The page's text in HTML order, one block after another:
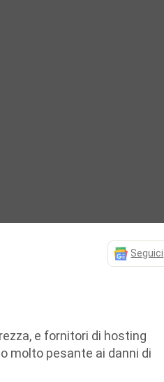
Seguici
e fornitori di hosting
molto pesante ai danni di